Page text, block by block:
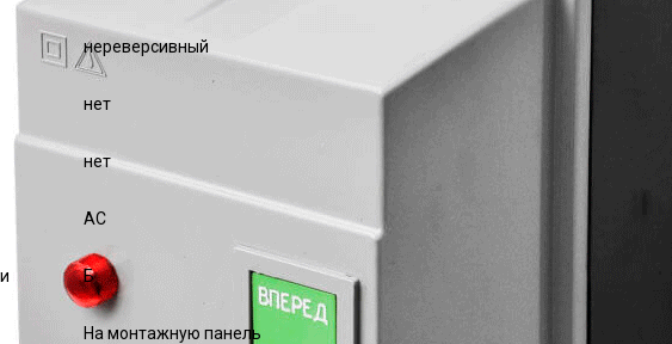
нереверсивный
нет
нет
АС
Б
На монтажную панель